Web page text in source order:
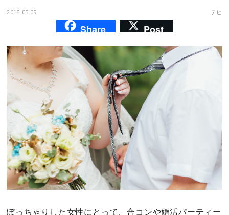
マッチングアプリ
あるある
ドキドキ
仕事とキャリア
特集
2018.05.09 テヒ
Share Post
ぽっちゃりした女性にとって、合コンや婚活パーティー